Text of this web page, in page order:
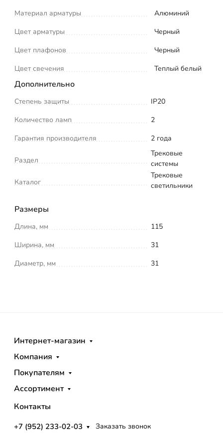
Материал арматуры
Алюминий
Цвет арматуры
Черный
Цвет плафонов
Черный
Цвет свечения
Теплый белый
Дополнительно
Степень защиты
IP20
Количество ламп
2
Гарантия производителя
2 года
Раздел
Трековые
системы
Каталог
Трековые
светильники
Размеры
Длина, мм
115
Ширина, мм
31
Диаметр, мм
31
Интернет-магазин
Компания
Покупателям
Ассортимент
Контакты
+7 (952) 233-02-03 Заказать звонок